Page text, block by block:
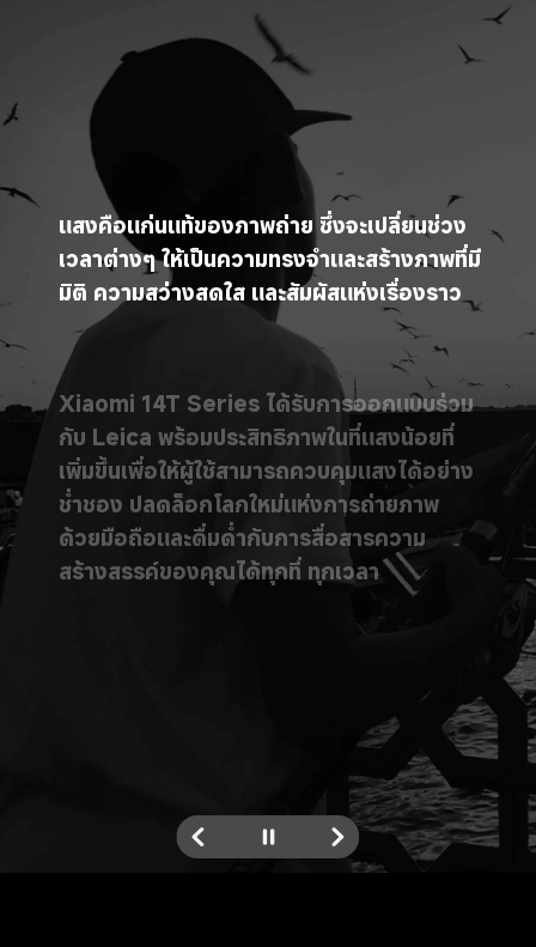
แสงคือแก่นแท้ของภาพถ่าย ซึ่งจะเปลี่ยนช่วง
เวลาต่างๆ ให้เป็นความทรงจำและสร้างภาพที่มี
มิติ ความสว่างสดใส และสัมผัสแห่งเรื่องราว
Xiaomi 14T Series ได้รับการออกแบบร่วม
กับ Leica พร้อมประสิทธิภาพในที่แสงน้อยที่
เพิ่มขึ้นเพื่อให้ผู้ใช้สามารถควบคุมแสงได้อย่าง
ช่ำชอง ปลดล็อกโลกใหม่แห่งการถ่ายภาพ
ด้วยมือถือและดื่มด่ำกับการสื่อสารความ
สร้างสรรค์ของคุณได้ทุกที่ ทุกเวลา